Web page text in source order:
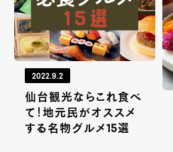
2022.9.2
仙台観光ならこれ食べ
て！地元民がオススメ
する名物グルメ15選